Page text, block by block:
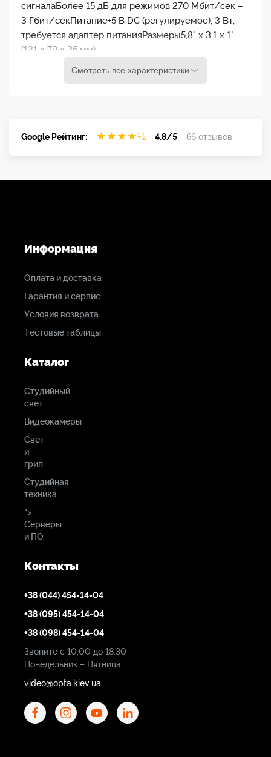
сигналаБолее 15 дБ для режимов 270 Мбит/сек –
3 Гбит/секПитание+5 В DC (регулируемое), 3 Вт,
требуется адаптер питанияРазмеры5,8" x 3,1 x 1"
(131 x 79 x 25 мм)
Смотреть все характеристики
Google Рейтинг: ★ ★ ★ ★½ 4.8/5 66 отзывов
Информация
Оплата и доставка
Гарантия и сервис
Условия возврата
Тестовые таблицы
Каталог
Студийный
свет
Видеокамеры
Свет
и
грип
Студийная
техника
">
Серверы
и ПО
Контакты
+38 (044) 454-14-04
+38 (095) 454-14-04
+38 (098) 454-14-04
Звоните с 10:00 до 18:30
Понедельник – Пятница
video@opta.kiev.ua